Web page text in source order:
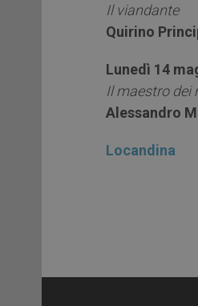
Il viandante
Quirino
Lunedì 14
Il maestro dei
Alessandro
Locandina